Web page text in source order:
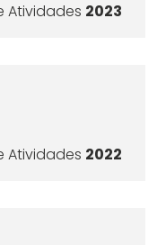
Atividades 2023
Atividades 2022